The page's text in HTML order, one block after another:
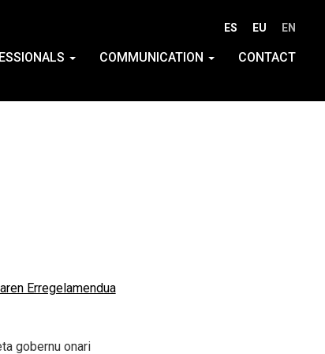
ES EU EN
COMMUNICATION CONTACT
Erregelamendua
gobernu onari